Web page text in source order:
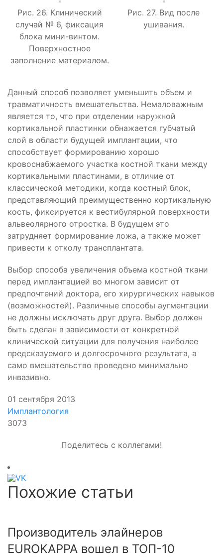
Рис. 26. Клинический
случай № 6, фиксация
блока мини-винтом.
Поверхностное
заполнение материалом.
Рис. 27. Вид после
ушивания.
Данный способ позволяет уменьшить объем и
травматичность вмешательства. Немаловажным
является то, что при отделении наружной
кортикальной пластинки обнажается губчатый
слой в области будущей имплантации, что
способствует формированию хорошо
кровоснабжаемого участка костной ткани между
кортикальными пластинами, в отличие от
классической методики, когда костный блок,
представляющий преимущественно кортикальную
кость, фиксируется к вестибулярной поверхности
альвеолярного отростка. В будущем это
затрудняет формирование ложа, а также может
привести к отколу трансплантата.
Выбор способа увеличения объема костной ткани
перед имплантацией во многом зависит от
предпочтений доктора, его хирургических навыков
(возможностей). Различные способы аугментации
не должны исключать друг друга. Выбор должен
быть сделан в зависимости от конкретной
клинической ситуации для получения наиболее
предсказуемого и долгосрочного результата, а
само вмешательство проведено минимально
инвазивно.
01 сентября 2013
Имплантология
3073
Поделитесь с коллегами!
Похожие статьи
Производитель элайнеров
EUROKAPPA вошел в ТОП-10